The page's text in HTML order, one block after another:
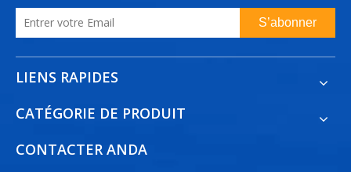
S’abonner
LIENS RAPIDES
CATÉGORIE DE PRODUIT
CONTACTER ANDA